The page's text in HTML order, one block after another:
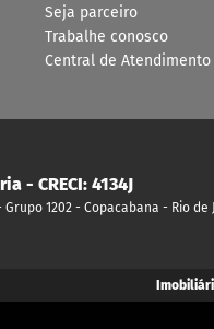
Seja parceiro
Trabalhe conosco
Central de Atendimento
- CRECI: 4134J
Grupo 1202 - Copacabana - Rio de